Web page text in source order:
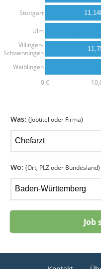
0 €
Stuttgart
Ulm
Villingen-
Schwenningen
Waiblingen
Was: (Jobtitel oder Firma)
Wo: (Ort, PLZ oder Bundesland)